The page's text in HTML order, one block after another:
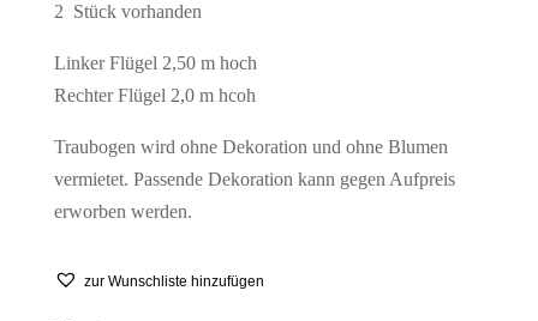
2 Stück vorhanden
Linker Flügel 2,50 m hoch
Rechter Flügel 2,0 m hcoh
Traubogen wird ohne Dekoration und ohne Blumen
vermietet. Passende Dekoration kann gegen Aufpreis
erworben werden.
zur Wunschliste hinzufügen